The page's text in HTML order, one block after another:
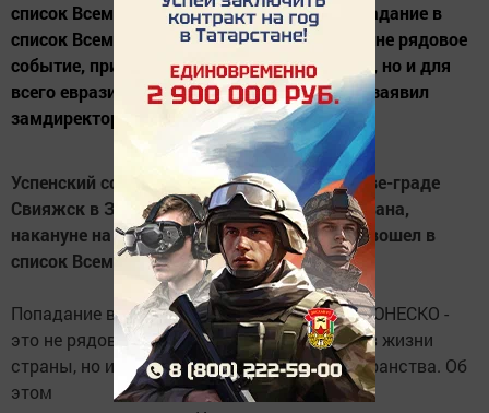
список Всемирного наследия ЮНЕСКО. Попадание в
список Всемирного наследия ЮНЕСКО - это не рядовое
событие, причем не только в жизни страны, но и для
всего евразийского пространства. Об этом заявил
замдиректора...
Успенский собор, расположенный на острове-граде
Свияжск в Зеленодольском районе Татарстана,
накануне на 41 сессии комитета в Кракове вошел в
список Всемирного наследия ЮНЕСКО.
Попадание в список Всемирного наследия ЮНЕСКО -
это не рядовое событие, причем не только в жизни
страны, но и для всего евразийского пространства. Об
этом